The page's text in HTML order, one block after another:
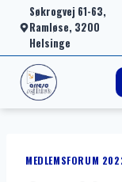
Fortsæt
indhold
Søkrogvej 61-63,
Ramløse, 3200
Helsinge
MEDLEMSFORUM